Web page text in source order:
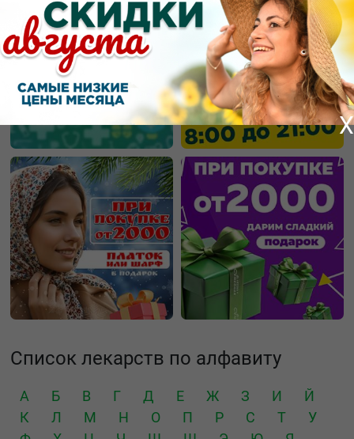
Список лекарств по алфавиту
А Б В Г Д Е Ж З И
Й
К
Л М Н О П Р С Т
У
X